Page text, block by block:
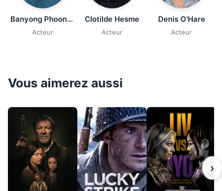
Banyong Phoonsap
Acteur
Clotilde Hesme
Acteur
Denis O'Hare
Acteur
Vous aimerez aussi
›